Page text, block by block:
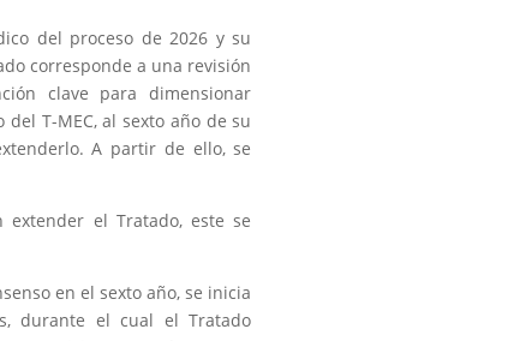
del proceso de 2026 y su
corresponde a una revisión
clave para dimensionar
T-MEC, al sexto año de su
A partir de ello, se
el Tratado, este se
en el sexto año, se inicia
durante el cual el Tratado